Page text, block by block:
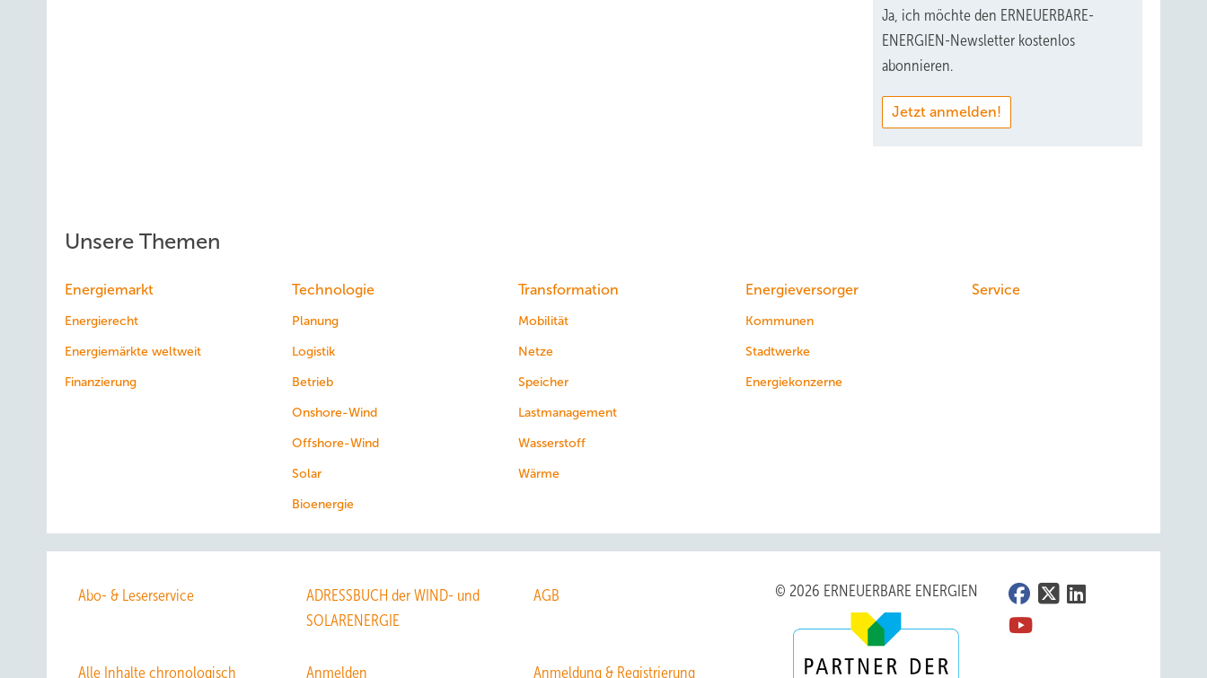
Ja, ich möchte den ERNEUERBARE-
ENERGIEN-Newsletter kostenlos
abonnieren.
Jetzt anmelden!
Unsere Themen
Energiemarkt
Energierecht
Energiemärkte weltweit
Finanzierung
Technologie
Planung
Logistik
Betrieb
Onshore-Wind
Offshore-Wind
Solar
Bioenergie
Transformation
Mobilität
Netze
Speicher
Lastmanagement
Wasserstoff
Wärme
Energieversorger
Kommunen
Stadtwerke
Energiekonzerne
Service
Abo- & Leserservice
ADRESSBUCH der WIND- und
SOLARENERGIE
AGB
Alle Inhalte chronologisch Anmelden Anmeldung & Registrierung
© 2026 ERNEUERBARE ENERGIEN